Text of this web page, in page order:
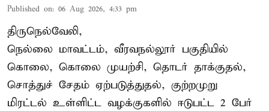
Published on: 06 Aug 2026, 4:33 pm
திருநெல்வேலி,
நெல்லை மாவட்டம், வீரவநல்லூர் பகுதியில்
கொலை, கொலை முயற்சி, தொடர் தாக்குதல்,
சொத்துச் சேதம் ஏற்படுத்துதல், குற்றமுறு
மிரட்டல் உள்ளிட்ட வழக்குகளில் ஈடுபட்ட 2 பேர்